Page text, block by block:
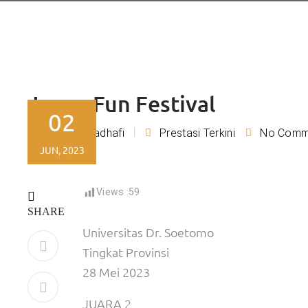
Japan Fun Festival
By Rizky Kadhafi Prestasi Terkini No
02
JUN, 2023
SHARE
Views :59
Universitas Dr. Soetomo
Tingkat Provinsi
28 Mei 2023
JUARA 2